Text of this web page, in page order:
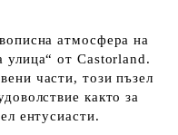
атмосфера на
улица“ от Castorland.
части, този пъзел
както за
ентусиасти.